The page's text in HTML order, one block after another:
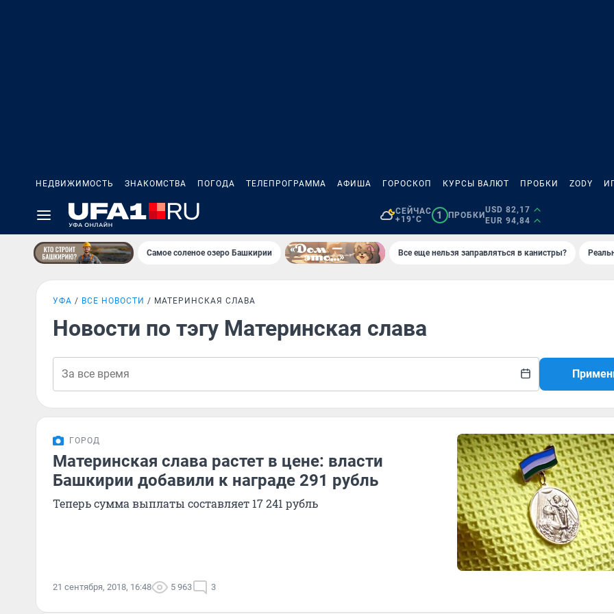
НЕДВИЖИМОСТЬ ЗНАКОМСТВА ПОГОДА ТЕЛЕПРОГРАММА АФИША ГОРОСКОП КУРСЫ ВАЛЮТ ПРОБКИ ZODY
СЕЙЧАС
+19°C
1 ПРОБКИ
USD 82,17
EUR 94,84
Самое соленое озеро Башкирии Все еще нельзя заправляться в канистры?
УФА ВСЕ НОВОСТИ МАТЕРИНСКАЯ СЛАВА
Новости по тэгу Материнская слава
ГОРОД
Материнская слава растет в цене: власти
Башкирии добавили к награде 291 рубль
Теперь сумма выплаты составляет 17 241 рубль
21 сентября, 2018, 16:48 5 963 3